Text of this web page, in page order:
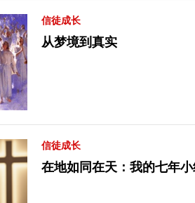
信徒成长
从梦境到真实
信徒成长
在地如同在天：我的七年